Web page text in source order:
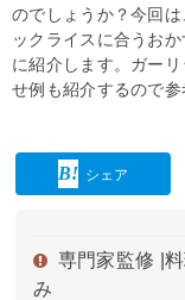
のでしょうか？今回
ックライスに合うお
に紹介します。ガー
せ例も紹介するので参
シェア
専門家監修 |
み